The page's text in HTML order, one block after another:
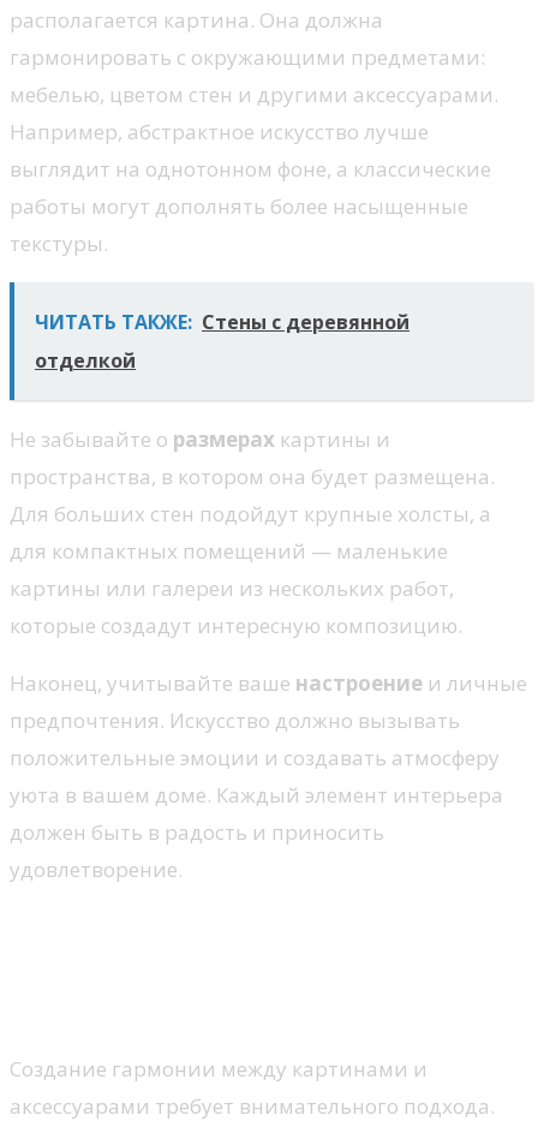
располагается картина. Она должна
гармонировать с окружающими предметами:
мебелью, цветом стен и другими аксессуарами.
Например, абстрактное искусство лучше
выглядит на однотонном фоне, а классические
работы могут дополнять более насыщенные
текстуры.
ЧИТАТЬ ТАКЖЕ: Стены с деревянной
отделкой
Не забывайте о размерах картины и
пространства, в котором она будет размещена.
Для больших стен подойдут крупные холсты, а
для компактных помещений — маленькие
картины или галереи из нескольких работ,
которые создадут интересную композицию.
Наконец, учитывайте ваше настроение и личные
предпочтения. Искусство должно вызывать
положительные эмоции и создавать атмосферу
уюта в вашем доме. Каждый элемент интерьера
должен быть в радость и приносить
удовлетворение.
Создание гармонии между картинами и
аксессуарами требует внимательного подхода.